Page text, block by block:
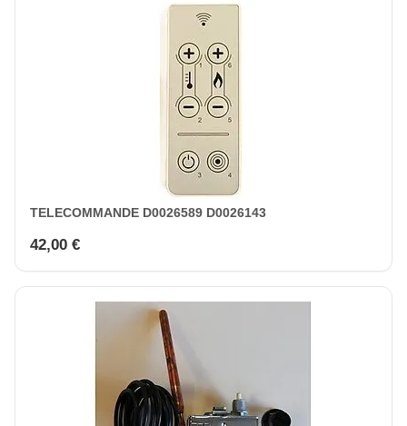
TELECOMMANDE D0026589 D0026143
42,00 €